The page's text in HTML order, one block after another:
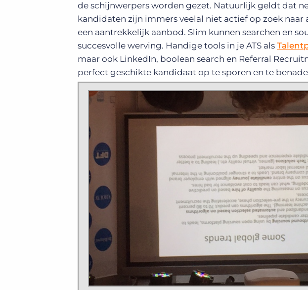
de schijnwerpers worden gezet. Natuurlijk geldt dat
kandidaten zijn immers veelal niet actief op zoek naar
een aantrekkelijk aanbod. Slim kunnen searchen en
succesvolle werving. Handige tools in je ATS als
maar ook LinkedIn, boolean search en Referral
perfect geschikte kandidaat op te sporen en te